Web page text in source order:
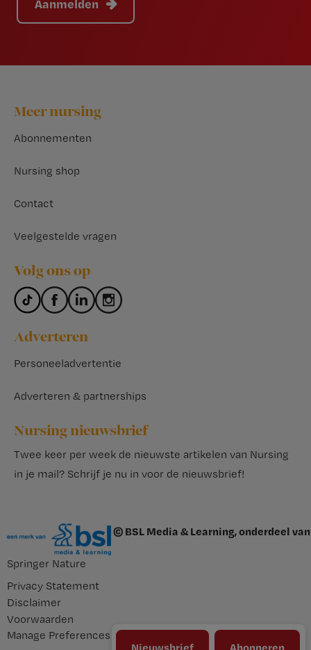
Nieuwsbrief Abonneren
Aanmelden
Footer
Meer nursing
Abonnementen
Nursing shop
Contact
Veelgestelde vragen
Volg ons op
Adverteren
Personeeladvertentie
Adverteren & partnerships
Nursing nieuwsbrief
Twee keer per week de nieuwste artikelen van Nursing
in je mail? Schrijf je nu in voor de nieuwsbrief!
© BSL Media & Learning, onderdeel van
Springer Nature
Privacy Statement
Disclaimer
Voorwaarden
Manage Preferences